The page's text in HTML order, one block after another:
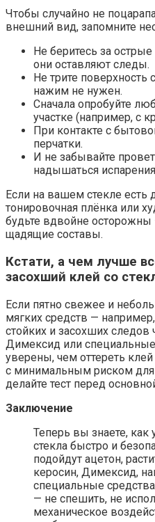
Чтобы случайно не
внешний вид, запомните
Не беритесь за
они оставляют следы.
Не трите
нажим не нужен.
Сначала опробуйте
участке (например, с
При контакте с
перчатки.
И не забывайте
надышаться
Если на вашем стекле есть
тонировочная плёнка или
будьте вдвойне
щадящие составы.
Кстати, а чем лучше
засохший клей со
Если пятно свежее и
мягких средств —
стойких и засохших следов
Димексид или
уверены, чем оттереть
с минимальным риском для
делайте тест перед
Заключение
Теперь вы знаете, как
стекла быстро и
подойдут ацетон,
керосин, Димексид,
специальные
— не спешить, не
механическое